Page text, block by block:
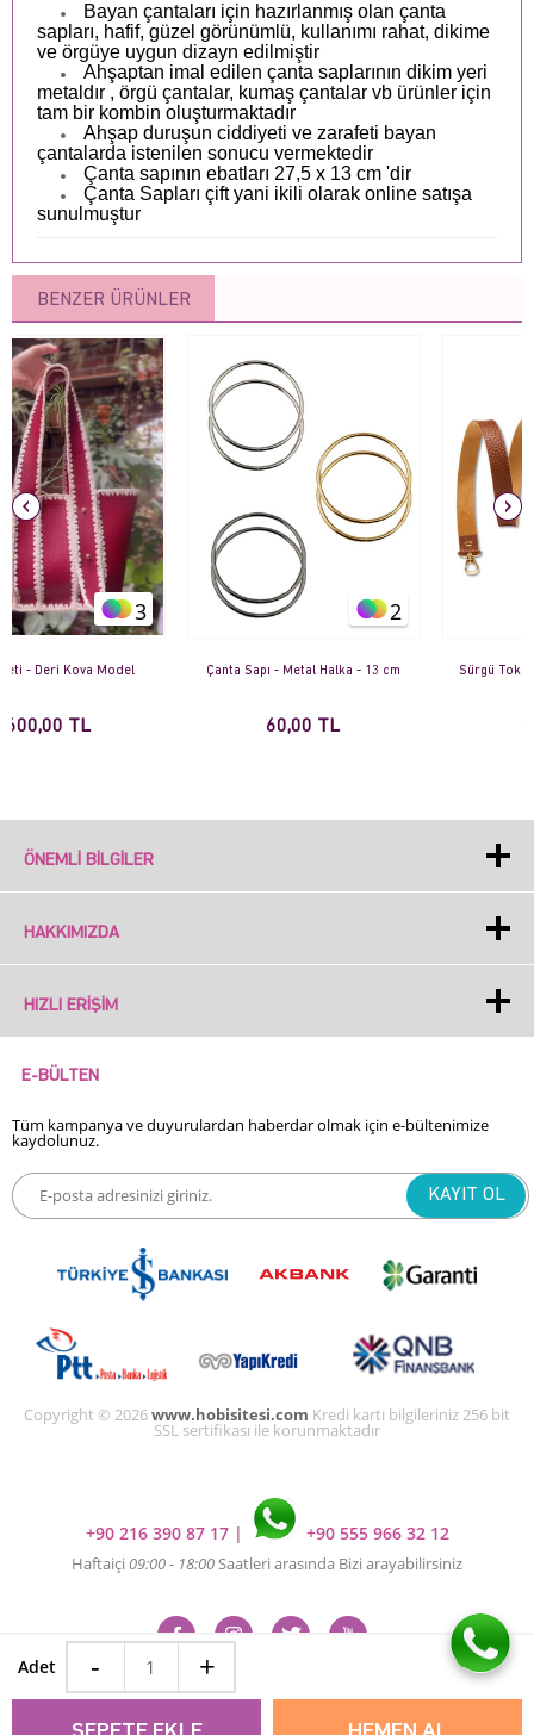
Adet - +
Bayan çantaları için hazırlanmış olan çanta
sapları, hafif, güzel görünümlü, kullanımı rahat, dikime
ve örgüye uygun dizayn edilmiştir
Ahşaptan imal edilen çanta saplarının dikim yeri
metaldır , örgü çantalar, kumaş çantalar vb ürünler için
tam bir kombin oluşturmaktadır
Ahşap duruşun ciddiyeti ve zarafeti bayan
çantalarda istenilen sonucu vermektedir
Çanta sapının ebatları 27,5 x 13 cm 'dir
Çanta Sapları çift yani ikili olarak online satışa
sunulmuştur
BENZER ÜRÜNLER
2
Çanta Sapı - Metal Halka - 13 cm
Sürgü Tokalı Çanta Askısı - 135 x
ÖNEMLI BILGILER
HAKKIMIZDA
HIZLI ERIŞIM
E-BÜLTEN
Tüm kampanya ve duyurulardan haberdar olmak için e-bültenimize
kaydolunuz.
Copyright © 2026www.hobisitesi.com Kredi kartı bilgileriniz 256 bit
SSL sertifikası ile korunmaktadır
+90 216 390 87 17 | +90 555 966 32 12
Haftaiçi 09:00 - 18:00Saatleri arasında Bizi arayabilirsiniz